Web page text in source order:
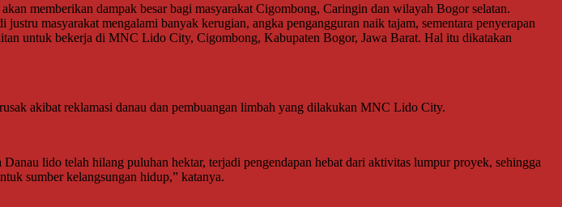
memberikan dampak besar bagi masyarakat Cigombong, Caringin dan wilayah Bogor selatan.
masyarakat mengalami banyak kerugian, angka pengangguran naik tajam, sementara penyerapan
untuk bekerja di MNC Lido City, Cigombong, Kabupaten Bogor, Jawa Barat. Hal itu dikatakan
akibat reklamasi danau dan pembuangan limbah yang dilakukan MNC Lido City.
lido telah hilang puluhan hektar, terjadi pengendapan hebat dari aktivitas lumpur proyek, sehingga
sumber kelangsungan hidup,” katanya.